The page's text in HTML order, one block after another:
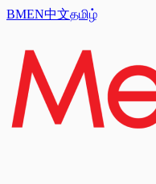
BMEN中文தமிழ்